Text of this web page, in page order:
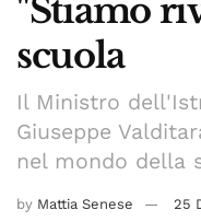
"Stiamo
scuola
Il Ministro
Giuseppe
nel mondo della
by Mattia Senese 25